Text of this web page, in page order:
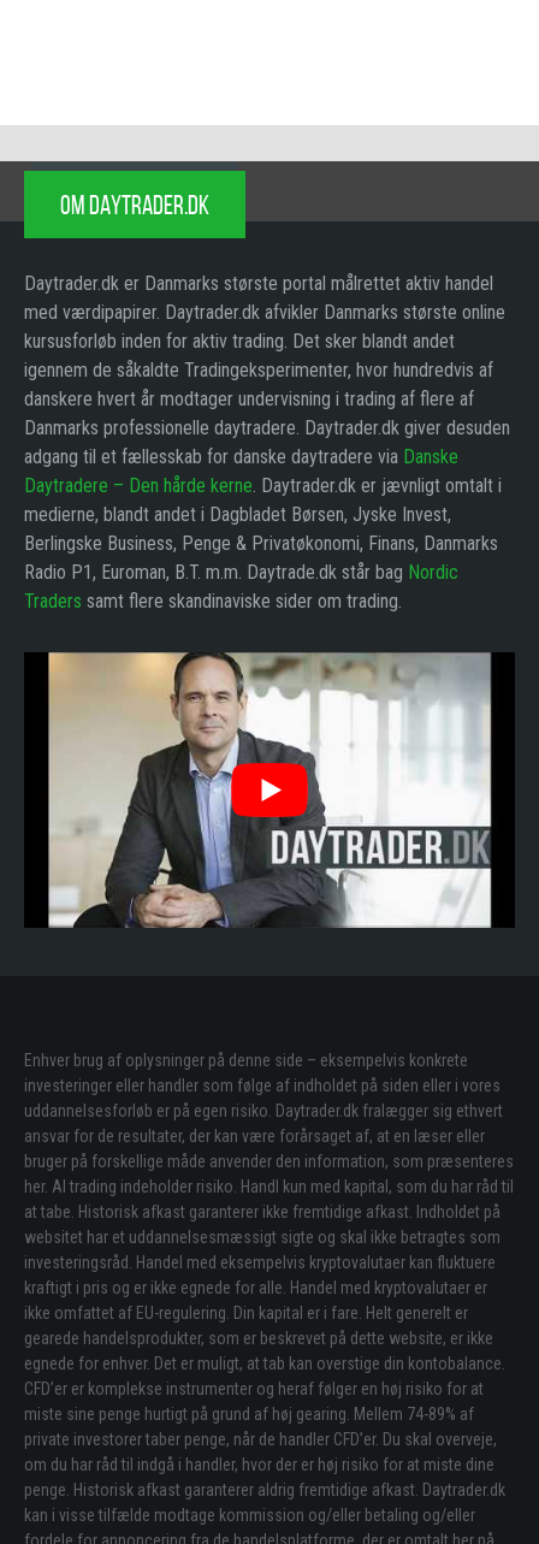
OM DAYTRADER.DK
Daytrader.dk er Danmarks største portal målrettet aktiv handel
med værdipapirer. Daytrader.dk afvikler Danmarks største online
kursusforløb inden for aktiv trading. Det sker blandt andet
igennem de såkaldte Tradingeksperimenter, hvor hundredvis af
danskere hvert år modtager undervisning i trading af flere af
Danmarks professionelle daytradere. Daytrader.dk giver desuden
adgang til et fællesskab for danske daytradere via Danske
Daytradere – Den hårde kerne. Daytrader.dk er jævnligt omtalt i
medierne, blandt andet i Dagbladet Børsen, Jyske Invest,
Berlingske Business, Penge & Privatøkonomi, Finans, Danmarks
Radio P1, Euroman, B.T. m.m. Daytrade.dk står bag Nordic
Traders samt flere skandinaviske sider om trading.
Enhver brug af oplysninger på denne side – eksempelvis konkrete
investeringer eller handler som følge af indholdet på siden eller i vores
uddannelsesforløb er på egen risiko. Daytrader.dk fralægger sig ethvert
ansvar for de resultater, der kan være forårsaget af, at en læser eller
bruger på forskellige måde anvender den information, som præsenteres
her. Al trading indeholder risiko. Handl kun med kapital, som du har råd til
at tabe. Historisk afkast garanterer ikke fremtidige afkast. Indholdet på
websitet har et uddannelsesmæssigt sigte og skal ikke betragtes som
investeringsråd. Handel med eksempelvis kryptovalutaer kan fluktuere
kraftigt i pris og er ikke egnede for alle. Handel med kryptovalutaer er
ikke omfattet af EU-regulering. Din kapital er i fare. Helt generelt er
gearede handelsprodukter, som er beskrevet på dette website, er ikke
egnede for enhver. Det er muligt, at tab kan overstige din kontobalance.
CFD’er er komplekse instrumenter og heraf følger en høj risiko for at
miste sine penge hurtigt på grund af høj gearing. Mellem 74-89% af
private investorer taber penge, når de handler CFD’er. Du skal overveje,
om du har råd til indgå i handler, hvor der er høj risiko for at miste dine
penge. Historisk afkast garanterer aldrig fremtidige afkast. Daytrader.dk
kan i visse tilfælde modtage kommission og/eller betaling og/eller